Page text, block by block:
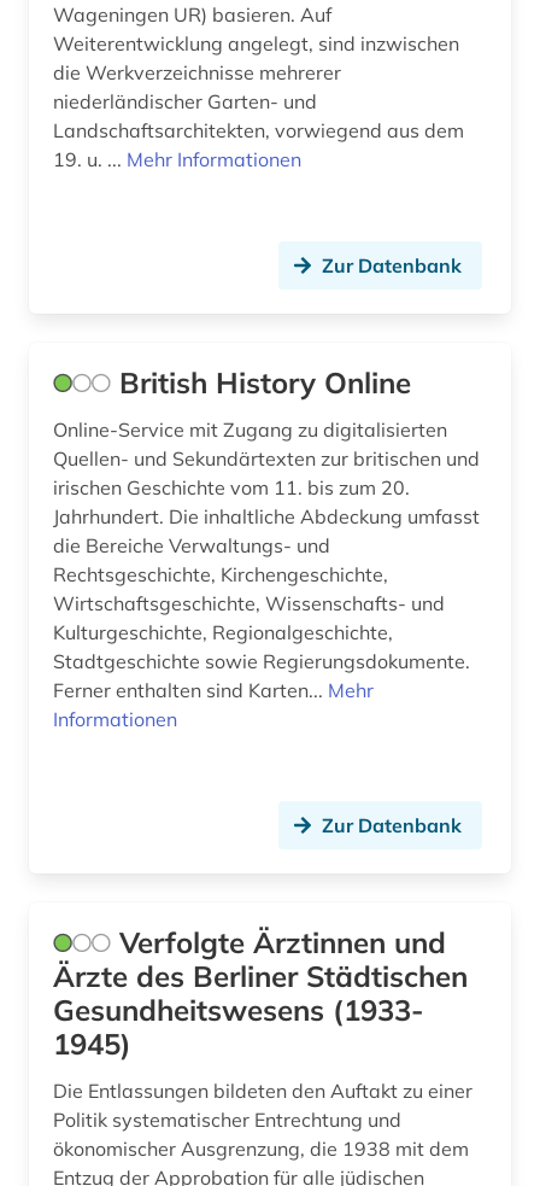
bildinformatik (1)
bildmaterial (1)
bildnismalerei (1)
biografie anfänge-1970 (1)
biografien (1)
biografien 1901 - 2000 (1)
biografin (1)
biographie (136)
biographie 1750-1850 (1)
biographie 1815-1950 (1)
biographische nachschlagewerke (1)
biologie (2)
blexen (1)
bosch (1)
botanik (2)
brake (1)
Portugal (1)
Rheinland-Pfalz (4)
Rumänien (2)
Sachsen (9)
Sachsen-Anhalt (4)
Schweiz (18)
Serbien (3)
Slowakei (2)
Slowenien (4)
Spanien (4)
Tschechische Republik (14)
USA (15)
Wageningen UR) basieren. Auf
Weiterentwicklung angelegt, sind inzwischen
die Werkverzeichnisse mehrerer
niederländischer Garten- und
Landschaftsarchitekten, vorwiegend aus dem
19. u. ... Mehr Informationen
Zur Datenbank
British History Online
Online-Service mit Zugang zu digitalisierten
Quellen- und Sekundärtexten zur britischen und
irischen Geschichte vom 11. bis zum 20.
Jahrhundert. Die inhaltliche Abdeckung umfasst
die Bereiche Verwaltungs- und
Rechtsgeschichte, Kirchengeschichte,
Wirtschaftsgeschichte, Wissenschafts- und
Kulturgeschichte, Regionalgeschichte,
Stadtgeschichte sowie Regierungsdokumente.
Ferner enthalten sind Karten... Mehr
Informationen
Zur Datenbank
Verfolgte Ärztinnen und
Ärzte des Berliner Städtischen
Gesundheitswesens (1933-
1945)
Die Entlassungen bildeten den Auftakt zu einer
Politik systematischer Entrechtung und
ökonomischer Ausgrenzung, die 1938 mit dem
Entzug der Approbation für alle jüdischen